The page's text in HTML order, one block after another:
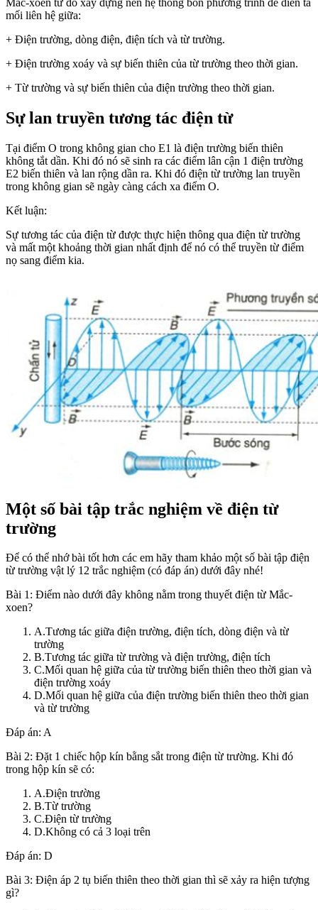
mối liên hệ giữa:
+ Điện trường, dòng điện, điện tích và từ trường.
+ Điện trường xoáy và sự biến thiên của từ trường theo thời gian.
+ Từ trường và sự biến thiên của điện trường theo thời gian.
Sự lan truyền tương tác điện từ
Tại điểm O trong không gian cho E1 là điện trường biến thiên
không tắt dần. Khi đó nó sẽ sinh ra các điểm lân cận 1 điện trường
E2 biến thiên và lan rộng dần ra. Khi đó điện từ trường lan truyền
trong không gian sẽ ngày càng cách xa điểm O.
Kết luận:
Sự tương tác của điện từ được thực hiện thông qua điện từ trường
và mất một khoảng thời gian nhất định để nó có thể truyền từ điểm
nọ sang điểm kia.
Một số bài tập trắc nghiệm về điện từ
trường
Để có thể nhớ bài tốt hơn các em hãy tham khảo một số bài tập điện
từ trường vật lý 12 trắc nghiệm (có đáp án) dưới đây nhé!
Bài 1: Điểm nào dưới đây không nằm trong thuyết điện từ Mắc-
xoen?
A.Tương tác giữa điện trường, điện tích, dòng điện và từ
trường
B.Tương tác giữa từ trường và điện trường, điện tích
C.Mối quan hệ giữa của từ trường biến thiên theo thời gian và
điện trường xoáy
D.Mối quan hệ giữa của điện trường biến thiên theo thời gian
và từ trường
Đáp án: A
Bài 2: Đặt 1 chiếc hộp kín bằng sắt trong điện từ trường. Khi đó
trong hộp kín sẽ có:
A.Điện trường
B.Từ trường
C.Điện từ trường
D.Không có cả 3 loại trên
Đáp án: D
Bài 3: Điện áp 2 tụ biến thiên theo thời gian thì sẽ xảy ra hiện tượng
gì?